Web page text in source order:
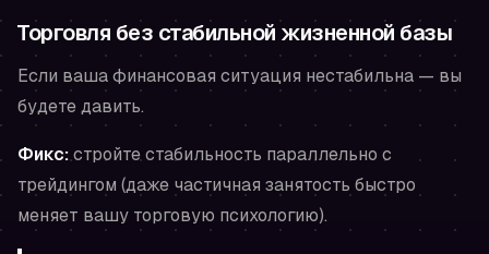
Торговля без стабильной жизненной базы
Если ваша финансовая ситуация нестабильна — вы
будете давить.
Фикс:стройте стабильность параллельно с
трейдингом (даже частичная занятость быстро
меняет вашу торговую психологию).